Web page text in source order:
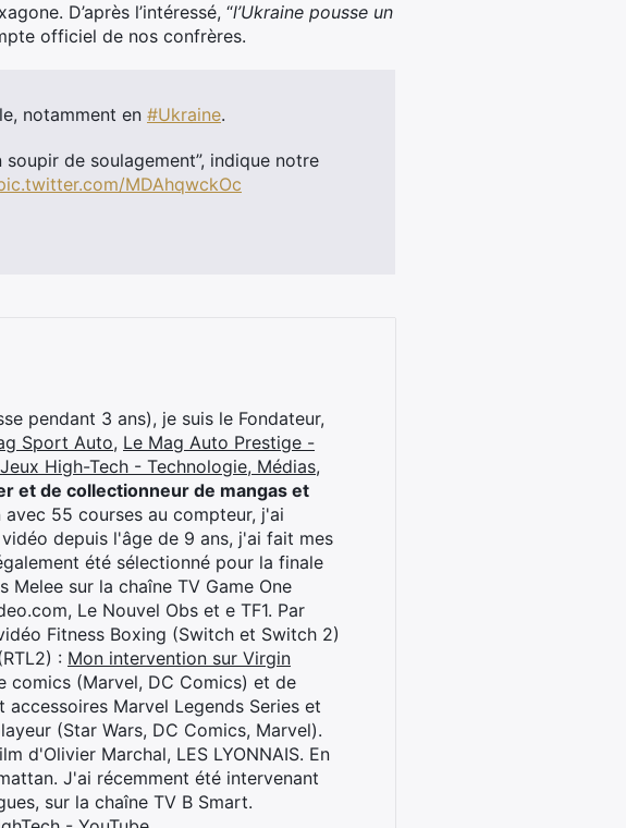
D’après l’intéressé, “l’Ukraine pousse un
officiel de nos confrères.
notamment en #Ukraine.
soupir de soulagement”, indique notre
MDAhqwckOc
pendant 3 ans), je suis le Fondateur,
Sport Auto, Le Mag Auto Prestige -
High-Tech - Technologie, Médias,
et de collectionneur de mangas et
55 courses au compteur, j'ai
depuis l'âge de 9 ans, j'ai fait mes
été sélectionné pour la finale
Melee sur la chaîne TV Game One
Le Nouvel Obs et e TF1. Par
Fitness Boxing (Switch et Switch 2)
: Mon intervention sur Virgin
comics (Marvel, DC Comics) et de
Marvel Legends Series et
(Star Wars, DC Comics, Marvel).
d'Olivier Marchal, LES LYONNAIS. En
J'ai récemment été intervenant
sur la chaîne TV B Smart.